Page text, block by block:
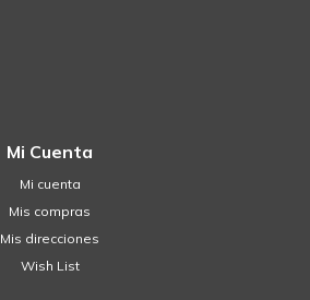
Mi Cuenta
Mi cuenta
Mis compras
Mis direcciones
Wish List